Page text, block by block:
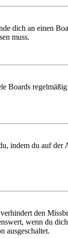
dich an einen
muss.
Boards
indem du auf der
den
wenn du
ausgeschaltet.